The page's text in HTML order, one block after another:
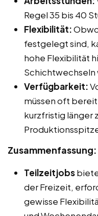
Regel 35 bis 40
Flexibilität:
festgelegt sind,
hohe Flexibilität
Schichtwechseln
Verfügbarkeit:
müssen oft
kurzfristig länger
Zusammenfassung:
Teilzeitjobs
der Freizeit,
gewisse